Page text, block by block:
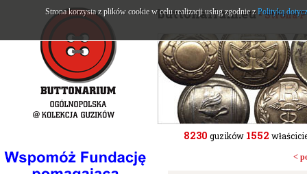
buttonarium.eu- Strona
8230 guzików 1552
<
Strona korzysta z plików cookie w celu realizacji usług zgodnie z Polityką